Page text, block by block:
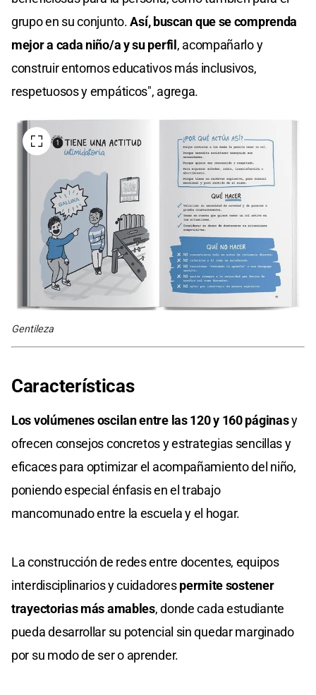
grupo en su conjunto.Así, buscan que se comprenda
mejor a cada niño/a y su perfil, acompañarlo y
construir entornos educativos más inclusivos,
respetuosos y empáticos", agrega.
Gentileza
Características
Los volúmenes oscilan entre las 120 y 160 páginasy
ofrecen consejos concretos y estrategias sencillas y
eficaces para optimizar el acompañamiento del niño,
poniendo especial énfasis en el trabajo
mancomunado entre la escuela y el hogar.
La construcción de redes entre docentes, equipos
interdisciplinarios y cuidadorespermite sostener
trayectorias más amables, donde cada estudiante
pueda desarrollar su potencial sin quedar marginado
por su modo de ser o aprender.